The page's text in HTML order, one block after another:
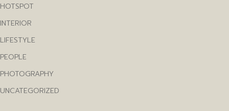
HOTSPOT
INTERIOR
LIFESTYLE
PEOPLE
PHOTOGRAPHY
UNCATEGORIZED